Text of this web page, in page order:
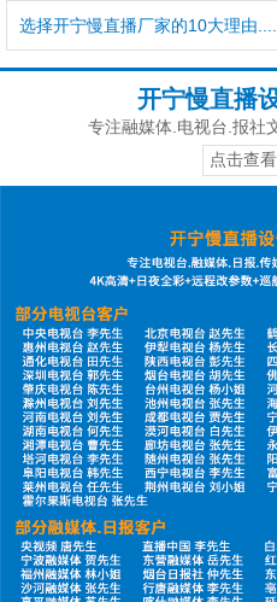
选择开宁慢直播厂家的10大理由......
开宁慢直播
专注融媒体.电视台.报社
点击查